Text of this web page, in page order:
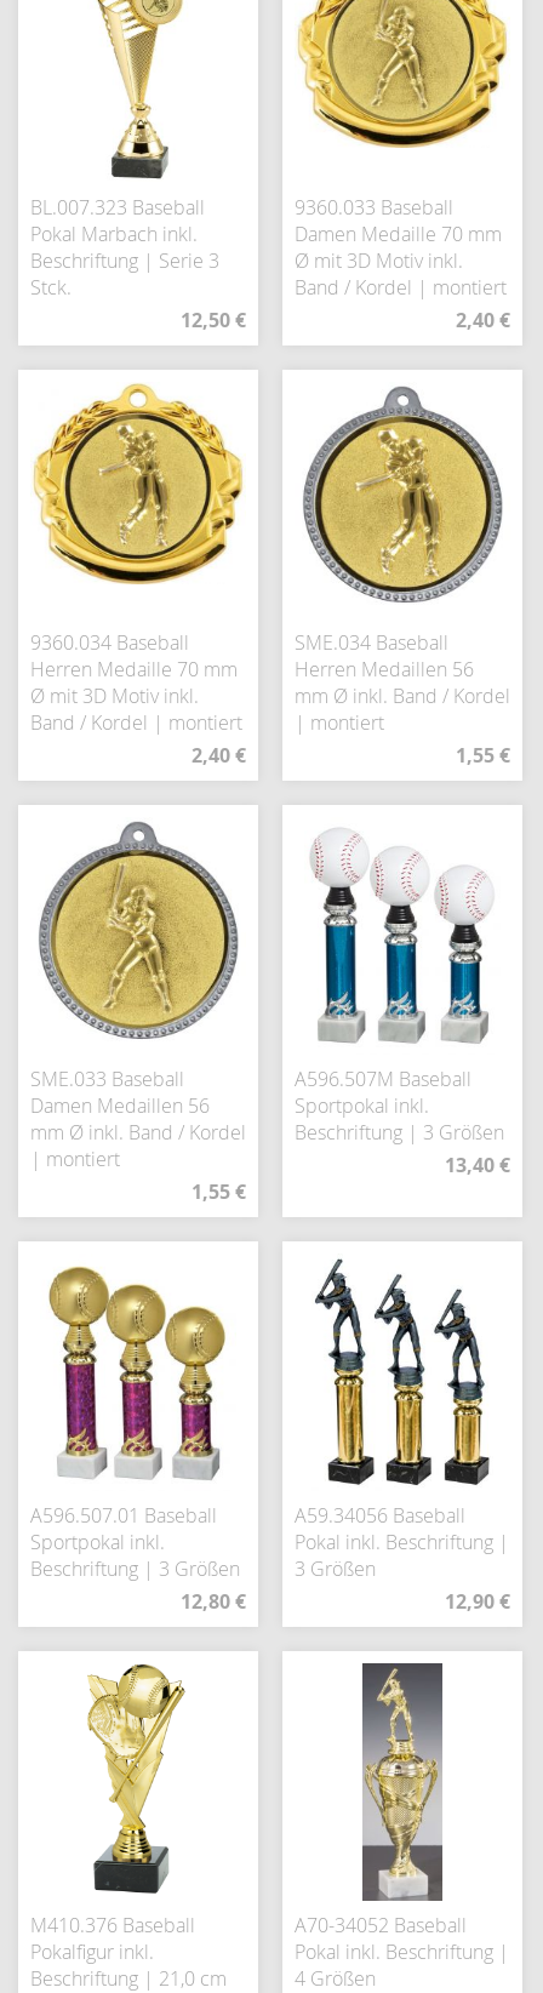
BL.007.323 Baseball
Pokal Marbach inkl.
Beschriftung | Serie 3
Stck.
12,50 €
9360.033 Baseball
Damen Medaille 70 mm
Ø mit 3D Motiv inkl.
Band / Kordel | montiert
2,40 €
9360.034 Baseball
Herren Medaille 70 mm
Ø mit 3D Motiv inkl.
Band / Kordel | montiert
2,40 €
SME.034 Baseball
Herren Medaillen 56
mm Ø inkl. Band / Kordel
| montiert
1,55 €
SME.033 Baseball
Damen Medaillen 56
mm Ø inkl. Band / Kordel
| montiert
1,55 €
A596.507M Baseball
Sportpokal inkl.
Beschriftung | 3 Größen
13,40 €
A596.507.01 Baseball
Sportpokal inkl.
Beschriftung | 3 Größen
12,80 €
A59.34056 Baseball
Pokal inkl. Beschriftung |
3 Größen
12,90 €
M410.376 Baseball
Pokalfigur inkl.
Beschriftung | 21,0 cm
A70-34052 Baseball
Pokal inkl. Beschriftung |
4 Größen